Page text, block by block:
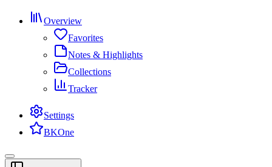
Overview
Favorites
Notes & Highlights
Collections
Tracker
Settings
BKOne